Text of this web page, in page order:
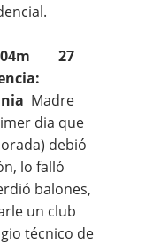
27
Madre
dia que
debió
lo falló
balones,
un club
técnico de